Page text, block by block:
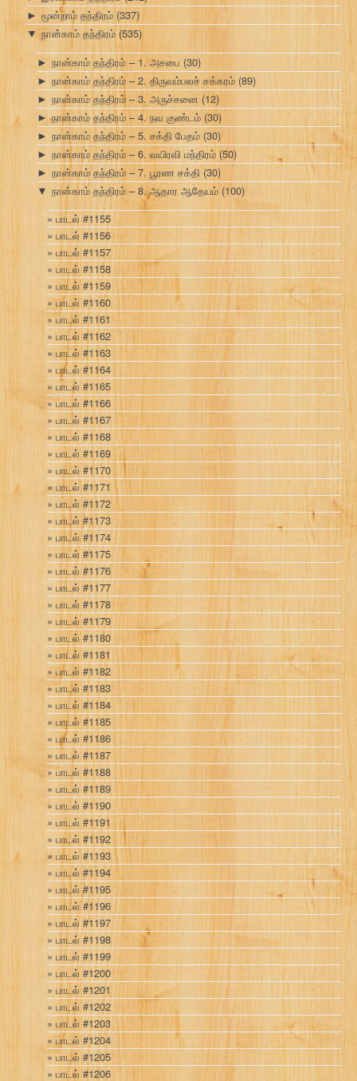
► மூன்றாம் தந்திரம் (337)
▼ நான்காம் தந்திரம் (535)
► நான்காம் தந்திரம் – 1. அசபை (30)
► நான்காம் தந்திரம் – 2. திருவம்பலச் சக்கரம் (89)
► நான்காம் தந்திரம் – 3. அருச்சனை (12)
► நான்காம் தந்திரம் – 4. நவ குண்டம் (30)
► நான்காம் தந்திரம் – 5. சக்தி பேதம் (30)
► நான்காம் தந்திரம் – 6. வயிரவி மந்திரம் (50)
► நான்காம் தந்திரம் – 7. பூரண சக்தி (30)
▼ நான்காம் தந்திரம் – 8. ஆதார ஆதேயம் (100)
பாடல் #1155
பாடல் #1156
பாடல் #1157
பாடல் #1158
பாடல் #1159
பாடல் #1160
பாடல் #1161
பாடல் #1162
பாடல் #1163
பாடல் #1164
பாடல் #1165
பாடல் #1166
பாடல் #1167
பாடல் #1168
பாடல் #1169
பாடல் #1170
பாடல் #1171
பாடல் #1172
பாடல் #1173
பாடல் #1174
பாடல் #1175
பாடல் #1176
பாடல் #1177
பாடல் #1178
பாடல் #1179
பாடல் #1180
பாடல் #1181
பாடல் #1182
பாடல் #1183
பாடல் #1184
பாடல் #1185
பாடல் #1186
பாடல் #1187
பாடல் #1188
பாடல் #1189
பாடல் #1190
பாடல் #1191
பாடல் #1192
பாடல் #1193
பாடல் #1194
பாடல் #1195
பாடல் #1196
பாடல் #1197
பாடல் #1198
பாடல் #1199
பாடல் #1200
பாடல் #1201
பாடல் #1202
பாடல் #1203
பாடல் #1204
பாடல் #1205
பாடல் #1206